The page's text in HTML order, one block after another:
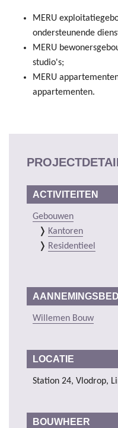
MERU
ondersteunende
MERU
studio's;
MERU
appartementen.
ACTIVITEITEN
Gebouwen
Kantoren
Residentieel
Willemen Bouw
LOCATIE
Station 24, Vlodrop,
BOUWHEER